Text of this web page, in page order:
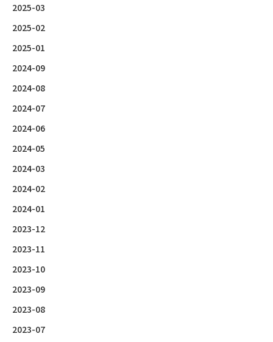
2025-03
2025-02
2025-01
2024-09
2024-08
2024-07
2024-06
2024-05
2024-03
2024-02
2024-01
2023-12
2023-11
2023-10
2023-09
2023-08
2023-07